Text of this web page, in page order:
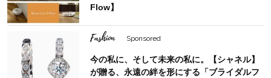
Flow】
Fashion Sponsored
今の私に、そして未来の私に。【シャネル】
が贈る、永遠の絆を形にする「ブライダルフ